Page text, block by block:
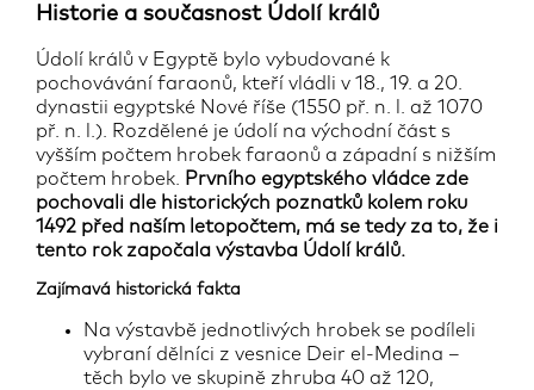
Historie a současnost Údolí králů
Údolí králů v Egyptě bylo vybudované k
pochovávání faraonů, kteří vládli v 18., 19. a 20.
dynastii egyptské Nové říše (1550 př. n. l. až 1070
př. n. l.). Rozdělené je údolí na východní část s
vyšším počtem hrobek faraonů a západní s nižším
počtem hrobek.
Prvního egyptského vládce zde
pochovali dle historických poznatků kolem roku
1492 před naším letopočtem, má se tedy za to, že i
tento rok započala výstavba Údolí králů.
Zajímavá historická fakta
Na výstavbě jednotlivých hrobek se podíleli
vybraní dělníci z vesnice Deir el-Medina –
těch bylo ve skupině zhruba 40 až 120,